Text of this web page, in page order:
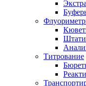
Титрование